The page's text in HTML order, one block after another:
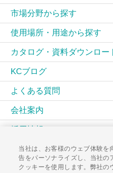
市場分野から探す
使用場所・用途から探す
カタログ・資料ダウンロー
KCブログ
よくある質問
会社案内
採用情報
KCコミュニティ
広報誌PAL
当社は、お客様のウェブ体験を
告をパーソナライズし、当社の
クッキーを使用します。弊社の